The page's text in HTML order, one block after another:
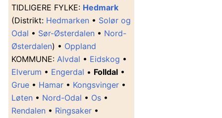
TIDLIGERE FYLKE: Hedmark
(Distrikt: Hedmarken • Solør og
Odal • Sør-Østerdalen • Nord-
Østerdalen) • Oppland
KOMMUNE: Alvdal • Eidskog •
Elverum • Engerdal • Folldal •
Grue • Hamar • Kongsvinger •
Løten • Nord-Odal • Os •
Rendalen • Ringsaker •